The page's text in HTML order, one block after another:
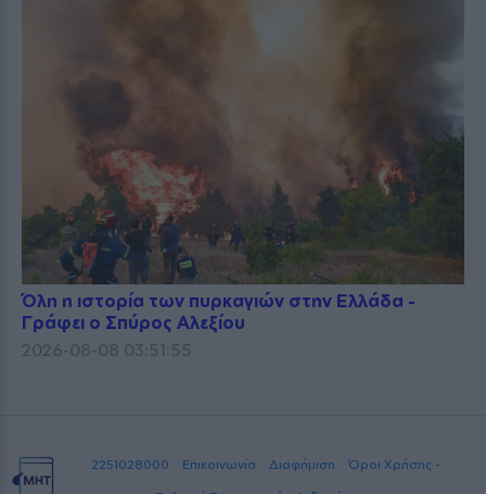
Όλη η ιστορία των πυρκαγιών στην Ελλάδα -
Γράφει ο Σπύρος Αλεξίου
2026-08-08 03:51:55
2251028000 Επικοινωνία Διαφήμιση
Όροι Χρήσης -